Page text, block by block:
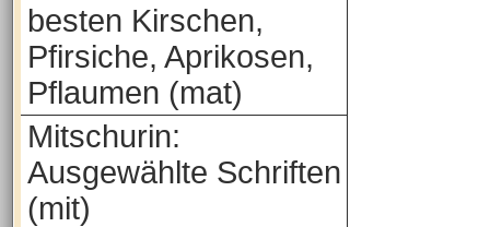
besten Kirschen,
Pfirsiche, Aprikosen,
Pflaumen (mat)
Mitschurin:
Ausgewählte Schriften
(mit)